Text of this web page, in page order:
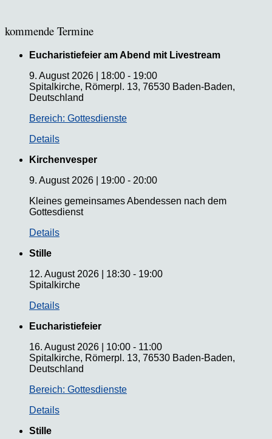
kommende Termine
Eucharistiefeier am Abend mit Livestream
9. August 2026
18:00 - 19:00
Spitalkirche, Römerpl. 13, 76530 Baden-Baden,
Deutschland
Bereich: Gottesdienste
Details
Kirchenvesper
9. August 2026
19:00 - 20:00
Kleines gemeinsames Abendessen nach dem
Gottesdienst
Details
Stille
12. August 2026
18:30 - 19:00
Spitalkirche
Details
Eucharistiefeier
16. August 2026
10:00 - 11:00
Spitalkirche, Römerpl. 13, 76530 Baden-Baden,
Deutschland
Bereich: Gottesdienste
Details
Stille